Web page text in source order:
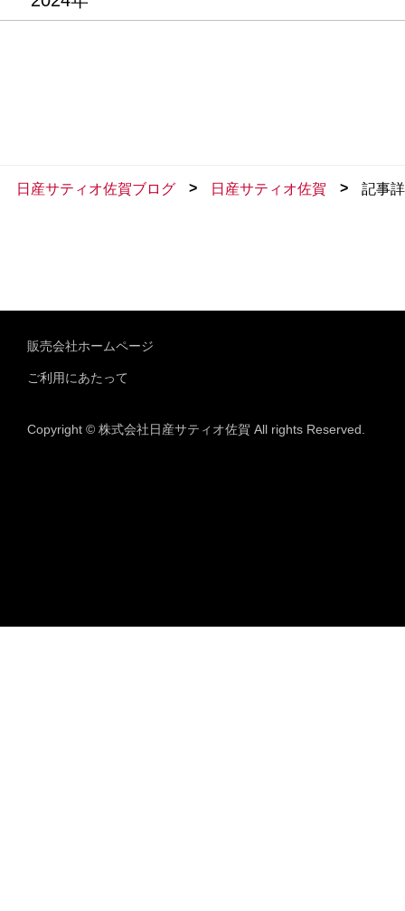
日産サティオ佐賀ブログ > 日産サティオ佐賀 > 記事
販売会社ホームページ
ご利用にあたって
Copyright © 株式会社日産サティオ佐賀 All rights Reserved.